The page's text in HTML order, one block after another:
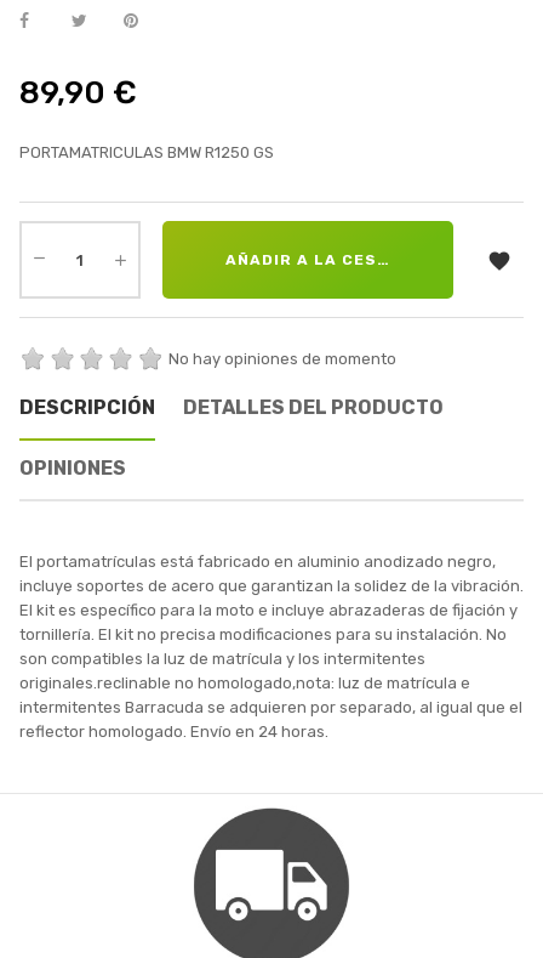
89,90 €
PORTAMATRICULAS BMW R1250 GS
AÑADIR A LA CESTA 
No hay opiniones de momento
DESCRIPCIÓN DETALLES DEL PRODUCTO
OPINIONES
El portamatrículas está fabricado en aluminio anodizado negro,
incluye soportes de acero que garantizan la solidez de la vibración.
El kit es específico para la moto e incluye abrazaderas de fijación y
tornillería. El kit no precisa modificaciones para su instalación. No
son compatibles la luz de matrícula y los intermitentes
originales.reclinable no homologado,nota: luz de matrícula e
intermitentes Barracuda se adquieren por separado, al igual que el
reflector homologado. Envío en 24 horas.